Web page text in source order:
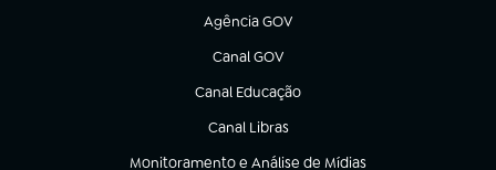
Agência GOV
(abre em nova aba)
Canal GOV
(abre em nova aba)
Canal Educação
(abre em nova aba)
Canal Libras
(abre em nova aba)
Monitoramento e Análise de Mídias